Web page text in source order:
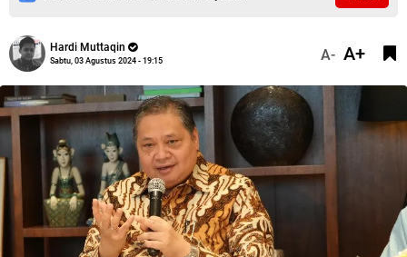
Hardi Muttaqin
Sabtu, 03 Agustus 2024 - 19:15 A- A+